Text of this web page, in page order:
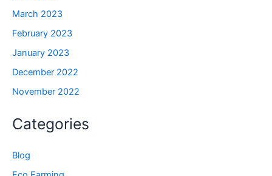
March 2023
February 2023
January 2023
December 2022
November 2022
Categories
Blog